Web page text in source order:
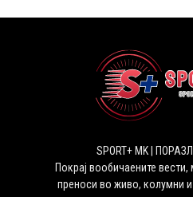
SPORT+ MK |
Покрај вообичаените вести,
преноси во живо, колумни